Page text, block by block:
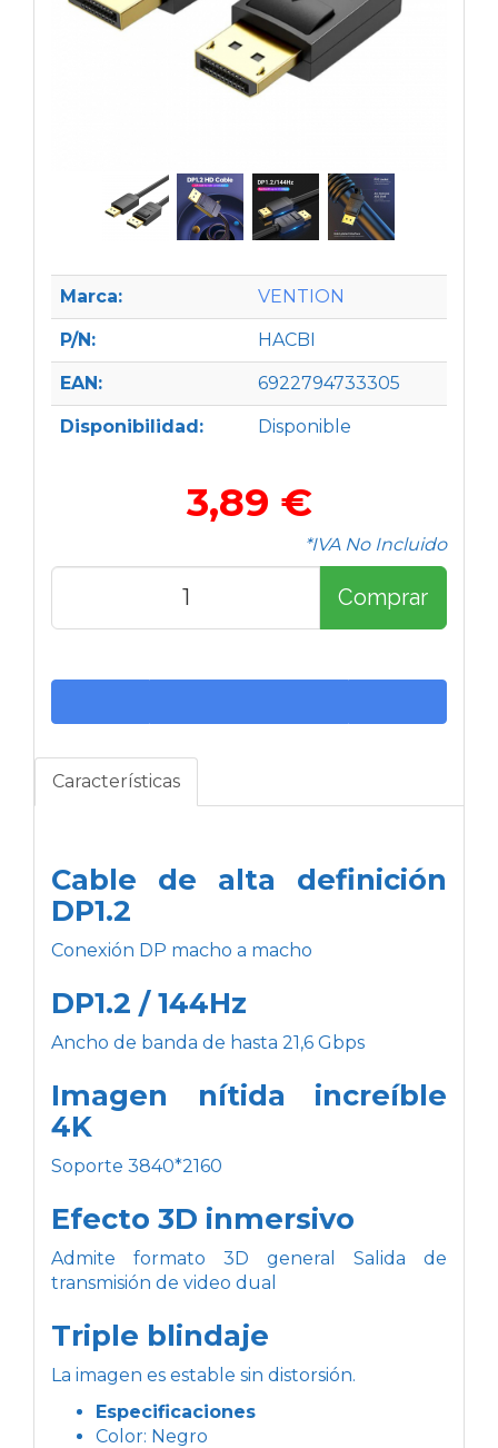
Marca: VENTION
P/N: HACBI
EAN: 6922794733305
Disponibilidad: Disponible
3,89 €
*IVA No Incluido
Comprar
Características
Cable de alta definición
DP1.2
Conexión DP macho a macho
DP1.2 / 144Hz
Ancho de banda de hasta 21,6 Gbps
Imagen nítida increíble
4K
Soporte 3840*2160
Efecto 3D inmersivo
Admite formato 3D general Salida de
transmisión de video dual
Triple blindaje
La imagen es estable sin distorsión.
Especificaciones
Color: Negro